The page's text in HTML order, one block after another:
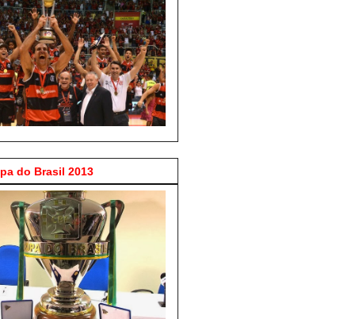
do Brasil 2013